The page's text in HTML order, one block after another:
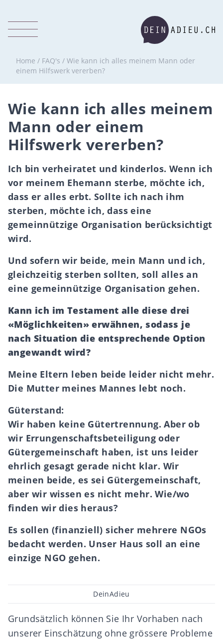
Home / FAQ's / Wie kann ich alles meinem Mann oder
einem Hilfswerk vererben?
Wie kann ich alles meinem
Mann oder einem
Hilfswerk vererben?
Ich bin verheiratet und kinderlos. Wenn ich
vor meinem Ehemann sterbe, möchte ich,
dass er alles erbt. Sollte ich nach ihm
sterben, möchte ich, dass eine
gemeinnützige Organisation berücksichtigt
wird.
Und sofern wir beide, mein Mann und ich,
gleichzeitig sterben sollten, soll alles an
eine gemeinnützige Organisation gehen.
Kann ich im Testament alle diese drei
«Möglichkeiten» erwähnen, sodass je
nach Situation die entsprechende Option
angewandt wird?
Meine Eltern leben beide leider nicht mehr.
Die Mutter meines Mannes lebt noch.
Güterstand:
Wir haben keine Gütertrennung. Aber ob
wir Errungenschaftsbeteiligung oder
Gütergemeinschaft haben, ist uns leider
ehrlich gesagt gerade nicht klar. Wir
meinen beide, es sei Gütergemeinschaft,
aber wir wissen es nicht mehr. Wie/wo
finden wir dies heraus?
Es sollen (finanziell) sicher mehrere NGOs
bedacht werden. Unser Haus soll an eine
einzige NGO gehen.
Beitragsautor
DeinAdieu
Grundsätzlich können Sie Ihr Vorhaben nach
unserer Einschätzung ohne grössere Probleme